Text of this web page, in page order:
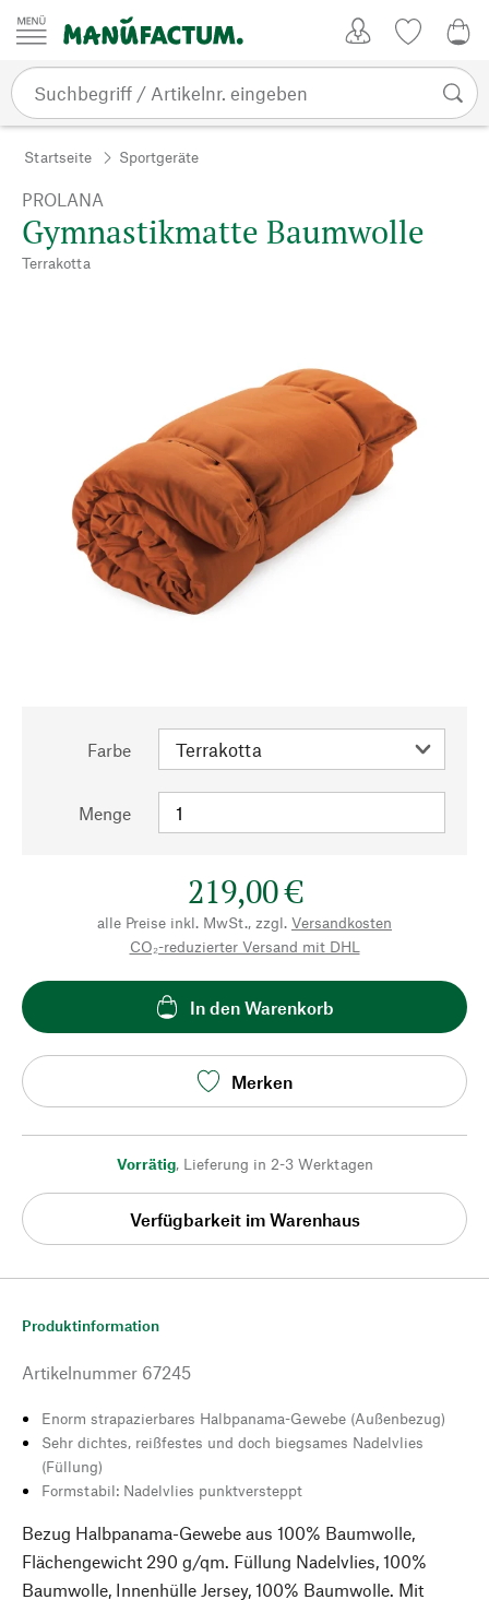
Zum Inhalt springen
Startseite Sportgeräte
PROLANA
Gymnastikmatte Baumwolle
Terrakotta
Farbe
Menge
219,00 €
alle Preise inkl. MwSt., zzgl. Versandkosten
CO₂-reduzierter Versand mit DHL
In den Warenkorb
Merken
Vorrätig, Lieferung in 2-3 Werktagen
Verfügbarkeit im Warenhaus
Produktinformation
Artikelnummer 67245
Enorm strapazierbares Halbpanama-Gewebe (Außenbezug)
Sehr dichtes, reißfestes und doch biegsames Nadelvlies
(Füllung)
Formstabil: Nadelvlies punktversteppt
Bezug Halbpanama-Gewebe aus 100% Baumwolle,
Flächengewicht 290 g/qm. Füllung Nadelvlies, 100%
Baumwolle, Innenhülle Jersey, 100% Baumwolle. Mit